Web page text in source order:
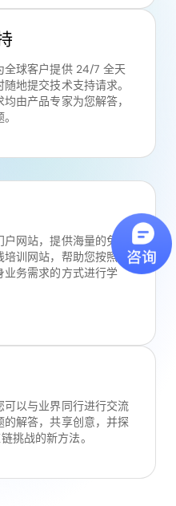
全球客户提供 24/7 全天
地提交技术支持请求。
由产品专家为您解答，
网站，提供海量的免费
训网站，帮助您按照自
业务需求的方式进行学
以与业界同行进行交流
解答，共享创意，并探
挑战的新方法。